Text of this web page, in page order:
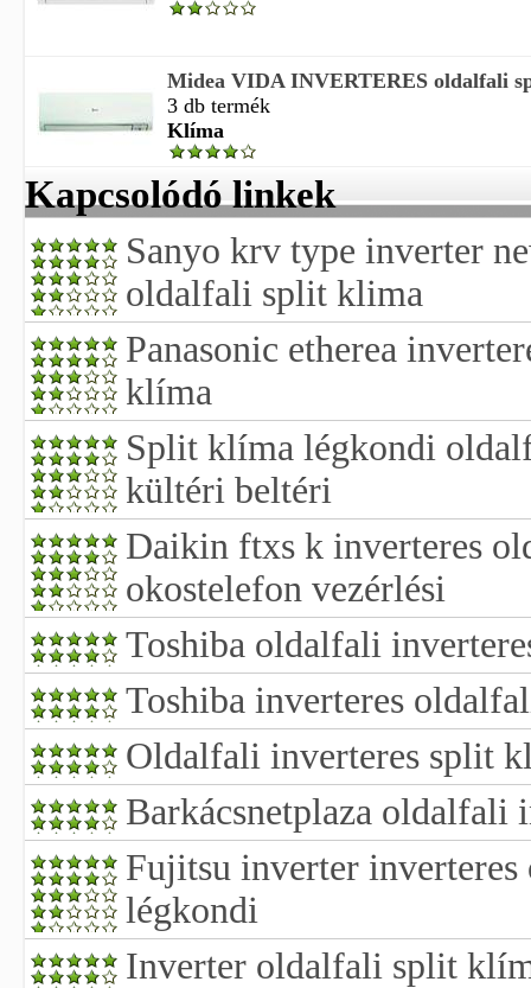
Midea VIDA INVERTERES oldalfali
3 db termék
Klíma
Kapcsolódó linkek
Sanyo krv type inverter
oldalfali split klima
Panasonic etherea
klíma
Split klíma légkondi
kültéri beltéri
Daikin ftxs k inverteres
okostelefon vezérlési
Toshiba oldalfali
Toshiba inverteres
Oldalfali inverteres split
Barkácsnetplaza oldalfali
Fujitsu inverter
légkondi
Inverter oldalfali split